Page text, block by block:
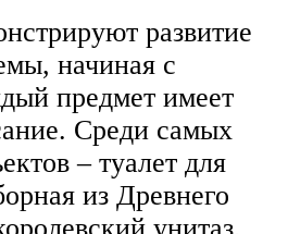
развитие
начиная с
предмет имеет
Среди самых
– туалет для
из Древнего